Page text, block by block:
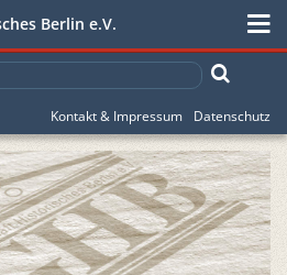
Berlin e.V.
Kontakt & Impressum Datenschutz